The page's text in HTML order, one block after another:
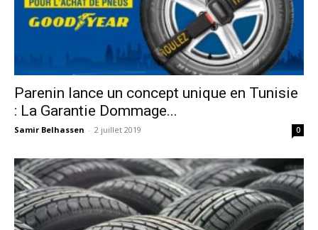
Parenin lance un concept unique en Tunisie
: La Garantie Dommage...
Samir Belhassen - 2 juillet 2019 0